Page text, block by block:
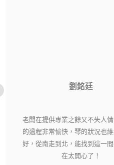
洪貫傑
老闆相當用心，每一把琴都經
又嚴格把關，現場琴各有各的
裡絕對能找到自己適合有喜